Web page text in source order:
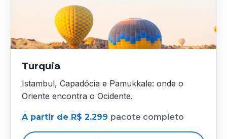
Turquia
Istambul, Capadócia e Pamukkale: onde o
Oriente encontra o Ocidente.
A partir de R$ 2.299 pacote completo